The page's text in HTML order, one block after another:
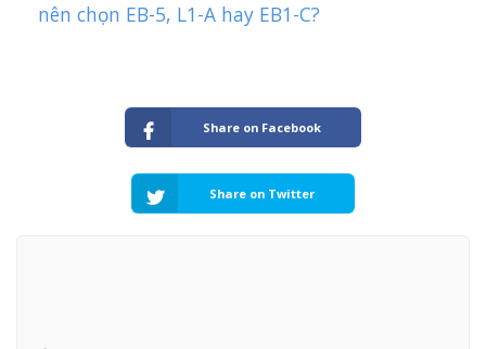
nên chọn EB-5, L1-A hay EB1-C?
Share on Facebook
Share on Twitter